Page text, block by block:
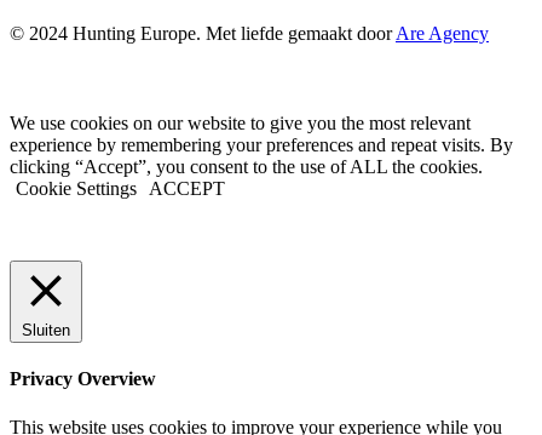
© 2024 Hunting Europe. Met liefde gemaakt doorAre Agency
We use cookies on our website to give you the most relevant
experience by remembering your preferences and repeat visits. By
clicking “Accept”, you consent to the use of ALL the cookies.
Cookie Settings
ACCEPT
Sluiten
Privacy Overview
This website uses cookies to improve your experience while you